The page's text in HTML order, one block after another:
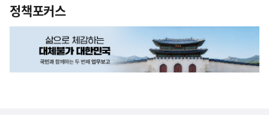
정책포커스